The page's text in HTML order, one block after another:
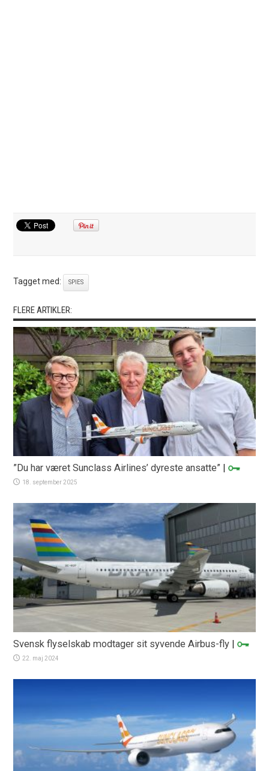
Tagget med: SPIES
FLERE ARTIKLER:
”Du har været Sunclass Airlines’ dyreste ansatte” |
18. september 2025
Svensk flyselskab modtager sit syvende Airbus-fly |
22. maj 2024